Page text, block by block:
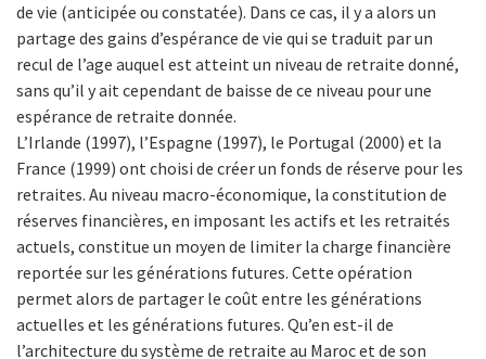
de vie (anticipée ou constatée). Dans ce cas, il y a alors un
partage des gains d’espérance de vie qui se traduit par un
recul de l’age auquel est atteint un niveau de retraite donné,
sans qu’il y ait cependant de baisse de ce niveau pour une
espérance de retraite donnée.
L’Irlande (1997), l’Espagne (1997), le Portugal (2000) et la
France (1999) ont choisi de créer un fonds de réserve pour les
retraites. Au niveau macro-économique, la constitution de
réserves financières, en imposant les actifs et les retraités
actuels, constitue un moyen de limiter la charge financière
reportée sur les générations futures. Cette opération
permet alors de partager le coût entre les générations
actuelles et les générations futures. Qu’en est-il de
l’architecture du système de retraite au Maroc et de son